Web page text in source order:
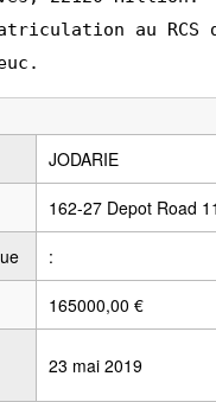
au RCS
JODARIE
162-27 Depot Road
:
165000,00 €
23 mai 2019